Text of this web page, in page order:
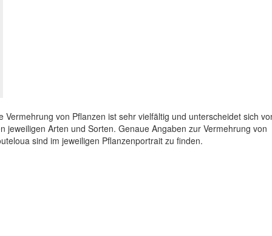
Vermehrung von Pflanzen ist sehr vielfältig und unterscheidet sich
jeweiligen Arten und Sorten. Genaue Angaben zur Vermehrung von
sind im jeweiligen Pflanzenportrait zu finden.